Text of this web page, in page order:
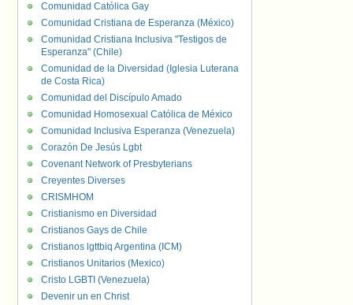
Comunidad Católica Gay
Comunidad Cristiana de Esperanza (México)
Comunidad Cristiana Inclusiva "Testigos de
Esperanza" (Chile)
Comunidad de la Diversidad (Iglesia Luterana
de Costa Rica)
Comunidad del Discípulo Amado
Comunidad Homosexual Católica de México
Comunidad Inclusiva Esperanza (Venezuela)
Corazón De Jesús Lgbt
Covenant Network of Presbyterians
Creyentes Diverses
CRISMHOM
Cristianismo en Diversidad
Cristianos Gays de Chile
Cristianos lgttbiq Argentina (ICM)
Cristianos Unitarios (Mexico)
Cristo LGBTI (Venezuela)
Devenir un en Christ